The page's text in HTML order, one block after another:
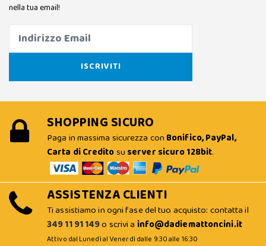
nella tua email!
SHOPPING SICURO
Paga in massima sicurezza con Bonifico, PayPal,
Carta di Creditosu server sicuro 128bit.
ASSISTENZA CLIENTI
Ti assistiamo in ogni fase del tuo acquisto: contatta il
349 11 91 149o scrivi a info@dadiemattoncini.it
Attivo dal Lunedì al Venerdì dalle 9:30 alle 16:30